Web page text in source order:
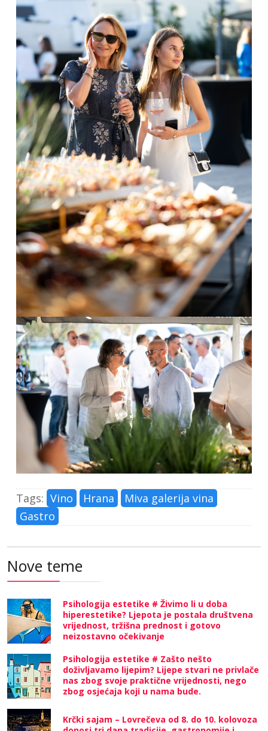
Tags: Vino Hrana
Miva galerija vina
Gastro
Nove teme
Psihologija estetike # Živimo li u doba
hiperestetike? Ljepota je postala društvena
vrijednost, tržišna prednost i gotovo
neizostavno očekivanje
Psihologija estetike # Zašto nešto
doživljavamo lijepim? Lijepe stvari ne privlače
nas zbog svoje praktične vrijednosti, nego
zbog osjećaja koji u nama bude.
Krčki sajam – Lovrečeva od 8. do 10. kolovoza